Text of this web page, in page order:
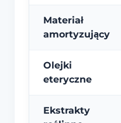
Materiał
amortyzujący
Olejki
eteryczne
Ekstrakty